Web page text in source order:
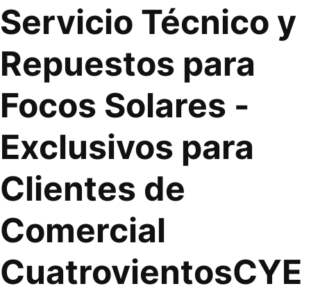
Servicio Técnico y
Repuestos para
Focos Solares -
Exclusivos para
Clientes de
Comercial
CuatrovientosCYE